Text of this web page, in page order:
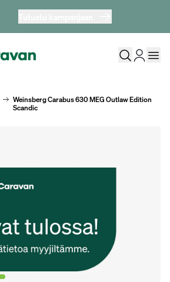
Weinsberg Carabus 630 MEG Outlaw Edition
Scandic